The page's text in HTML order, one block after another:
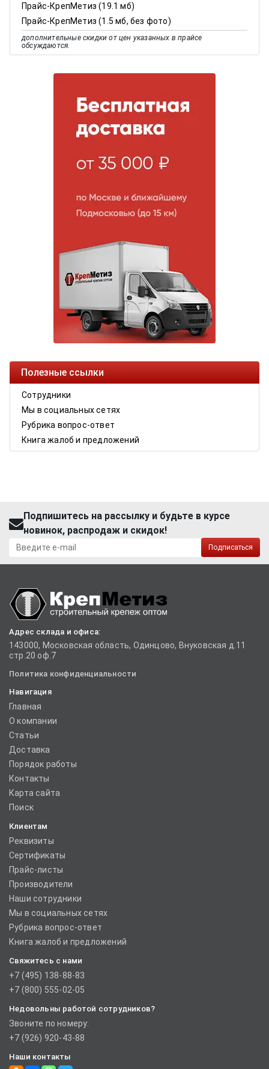
Прайс-КрепМетиз (19.1 мб)
Прайс-КрепМетиз (1.5 мб, без фото)
дополнительные скидки от цен указанных в прайсе
обсуждаются.
Полезные ссылки
Сотрудники
Мы в социальных сетях
Рубрика вопрос-ответ
Книга жалоб и предложений
Подпишитесь на рассылку и будьте в курсе
новинок, распродаж и скидок!
Подписаться
Адрес склада и офиса:
143000, Московская область, Одинцово, Внуковская д.11
стр.20 оф.7
Политика конфиденциальности
Навигация
Главная
О компании
Статьи
Доставка
Порядок работы
Контакты
Карта сайта
Поиск
Клиентам
Реквизиты
Сертификаты
Прайс-листы
Производители
Наши сотрудники
Мы в социальных сетях
Рубрика вопрос-ответ
Книга жалоб и предложений
Свяжитесь с нами
+7 (495) 138-88-83
+7 (800) 555-02-05
Недовольны работой сотрудников?
Звоните по номеру:
+7 (926) 920-43-88
Наши контакты